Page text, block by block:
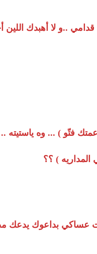
..و لا أهبدك اللين
فتّو ) ... وه ياستيته ..
) ؟؟
عساكي بداعوك